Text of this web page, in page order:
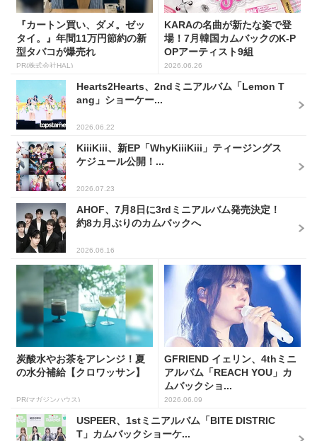
『カートン買い、ダメ。ゼッ
タイ。』年間11万円節約の新
型タバコが爆売れ
PR(株式会社HAL)
KARAの名曲が新たな姿で登
場！7月韓国カムバックのK-P
OPアーティスト9組
2026.06.26
Hearts2Hearts、2ndミニアルバム「Lemon T
ang」ショーケー...
2026.06.22
KiiiKiii、新EP「WhyKiiiKiii」ティージングス
ケジュール公開！...
2026.07.23
AHOF、7月8日に3rdミニアルバム発売決定！
約8カ月ぶりのカムバックへ
2026.06.16
炭酸水やお茶をアレンジ！夏
の水分補給【クロワッサン】
PR(マガジンハウス)
GFRIEND イェリン、4thミニ
アルバム「REACH YOU」カ
ムバックショ...
2026.06.09
USPEER、1stミニアルバム「BITE DISTRIC
T」カムバックショーケ...